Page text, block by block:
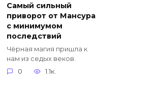
Самый сильный
приворот от Мансура
с минимумом
последствий
Чёрная магия пришла к
нам из седых веков.
0
1.1к.